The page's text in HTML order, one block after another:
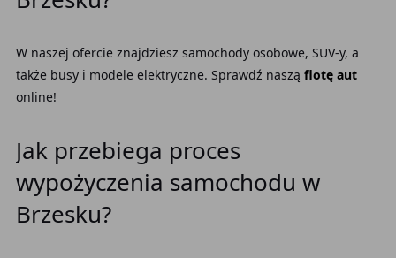
W naszej ofercie znajdziesz samochody osobowe, SUV-y, a
także busy i modele elektryczne. Sprawdź naszą flotę aut
online!
Jak przebiega proces
wypożyczenia samochodu w
Brzesku?